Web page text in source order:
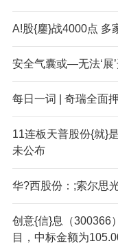
A!股{鏖}战4000点 多
安全气囊或—无法‘展
每日一词 | 奇瑞全面
11连板天普股份{就}
未公布
华?西股份：;索尔思
创意{信}息（300366
目，中标金额为